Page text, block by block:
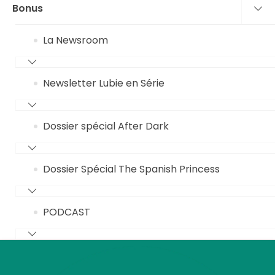
Bonus
La Newsroom
Newsletter Lubie en Série
Dossier spécial After Dark
Dossier Spécial The Spanish Princess
PODCAST